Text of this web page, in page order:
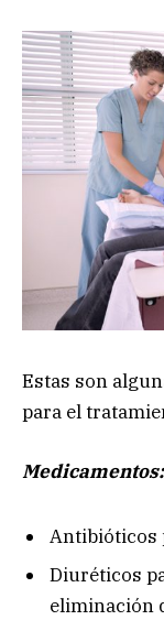
Estas son
para el
Medicamentos:
Antibióticos
Diuréticos
eliminación